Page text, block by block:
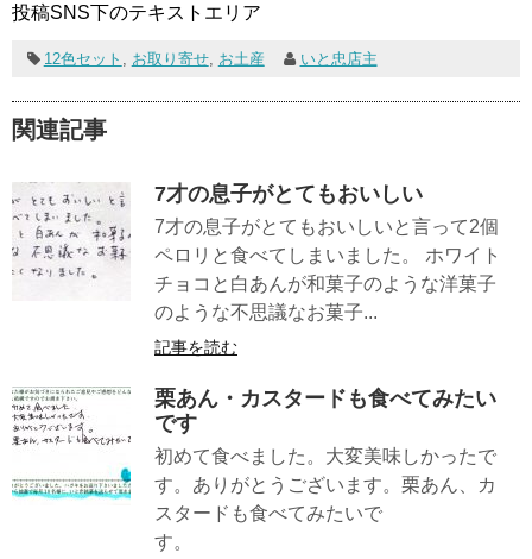
投稿SNS下のテキストエリア
12色セット お取り寄せ, お土産 いと忠店主
関連記事
7才の息子がとてもおいしい
7才の息子がとてもおいしいと言って2個
ペロリと食べてしまいました。 ホワイト
チョコと白あんが和菓子のような洋菓子
のような不思議なお菓子...
記事を読む
栗あん・カスタードも食べてみたい
です
初めて食べました。大変美味しかったで
す。ありがとうございます。栗あん、カ
スタードも食べてみたいで
す。